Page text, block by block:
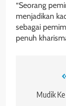
“Seorang
menjadikan
sebagai
penuh
posMudik